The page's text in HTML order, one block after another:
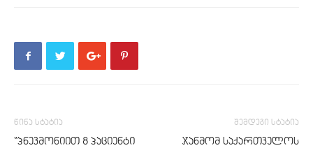
წინა სტატია
“პნევმონიით 8 პაციენტი
შემდეგი სტატია
ჯანმომ საქართველოს